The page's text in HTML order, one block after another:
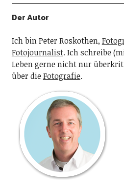
Der Autor
Ich bin Peter Roskothen,
Fotojournalist. Ich schreibe
Leben gerne nicht nur
über dieFotografie.